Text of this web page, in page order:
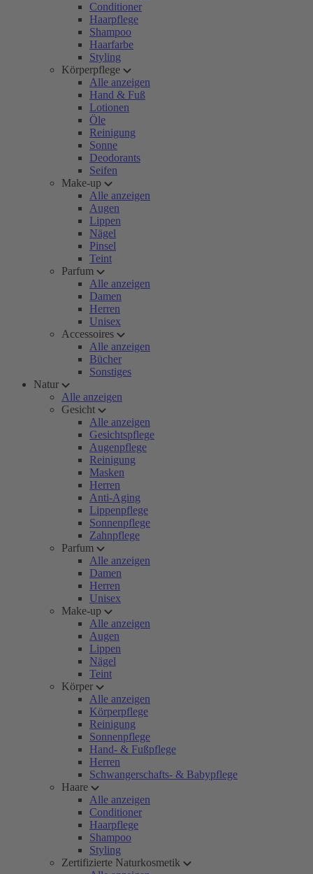
Conditioner
Haarpflege
Shampoo
Haarfarbe
Styling
Körperpflege
Alle anzeigen
Hand & Fuß
Lotionen
Öle
Reinigung
Sonne
Deodorants
Seifen
Make-up
Alle anzeigen
Augen
Lippen
Nägel
Pinsel
Teint
Parfum
Alle anzeigen
Damen
Herren
Unisex
Accessoires
Alle anzeigen
Bücher
Sonstiges
Natur
Alle anzeigen
Gesicht
Alle anzeigen
Gesichtspflege
Augenpflege
Reinigung
Masken
Herren
Anti-Aging
Lippenpflege
Sonnenpflege
Zahnpflege
Parfum
Alle anzeigen
Damen
Herren
Unisex
Make-up
Alle anzeigen
Augen
Lippen
Nägel
Teint
Körper
Alle anzeigen
Körperpflege
Reinigung
Sonnenpflege
Hand- & Fußpflege
Herren
Schwangerschafts- & Babypflege
Haare
Alle anzeigen
Conditioner
Haarpflege
Shampoo
Styling
Zertifizierte Naturkosmetik